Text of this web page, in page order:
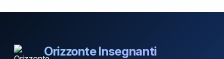
Orizzonte Insegnanti